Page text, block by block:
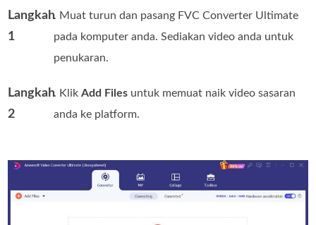
Langkah
1
. Muat turun dan pasang FVC Converter Ultimate
pada komputer anda. Sediakan video anda untuk
penukaran.
Langkah
2
. KlikAdd Files untuk memuat naik video sasaran
anda ke platform.